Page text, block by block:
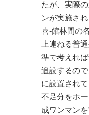
たが、実際
ンが実施さ
喜-館林間の
上連ねる普
準で考えれ
追設するの
に設置され
不足分をホ
成ワンマン